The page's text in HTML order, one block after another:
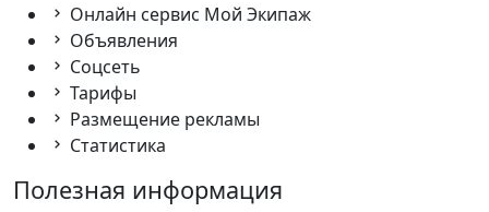
Онлайн сервис Мой Экипаж
Объявления
Соцсеть
Тарифы
Размещение рекламы
Статистика
Полезная информация